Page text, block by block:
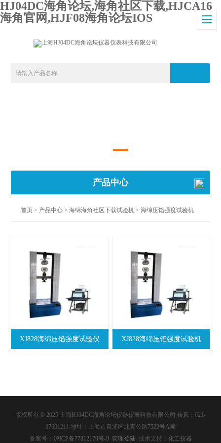
HJ04DC海角论坛,海角社区下载,HJCA16
海角官网,HJF08海角论坛IOS
产品中心
首页 > 产品中心 >海绵海角社区下载试验机 >海绵压馅强度试验机
XJ828海绵压馅强度试验仪 XJ828海绵压馅强度试验机
版权所有 © 2025 上海HJ04DC海角论坛仪器仪表科技有限公司 传真：021-
37691211 地址：上海市青浦区北青公路7523号A幢
备案号： 沪ICP备77812179号-9 管理登陆 技术支持： 化工仪器